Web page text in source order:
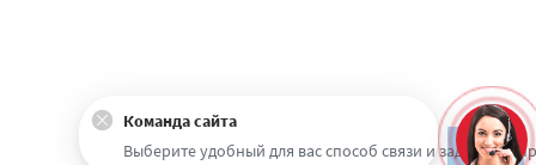
Наверх
Команда сайта
Выберите удобный для вас способ связи и задайте